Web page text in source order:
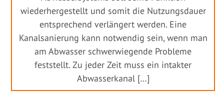
wiederhergestellt und somit die Nutzungsdauer
entsprechend verlängert werden. Eine
Kanalsanierung kann notwendig sein, wenn man
am Abwasser schwerwiegende Probleme
feststellt. Zu jeder Zeit muss ein intakter
Abwasserkanal […]